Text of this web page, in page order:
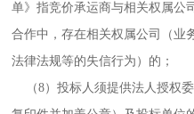
单》指竞价承运商与相关权属公
合作中，存在相关权属公司（业
法律法规等的失信行为）的；
（8）投标人须提供法人授权